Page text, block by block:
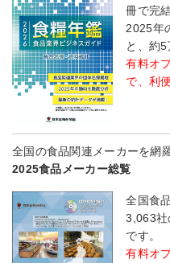
冊で完結
2025年
と、約5
有料オ
で、利
全国の食品関連メーカーを
2025食品メーカー総覧
全国食
3,063社
です。
有料オ